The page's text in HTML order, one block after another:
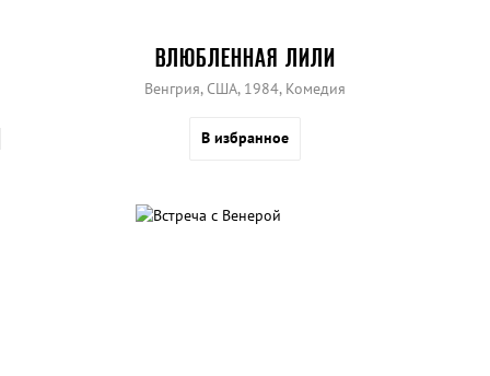
ВЛЮБЛЕННАЯ ЛИЛИ
Венгрия, США, 1984, Комедия
В избранное